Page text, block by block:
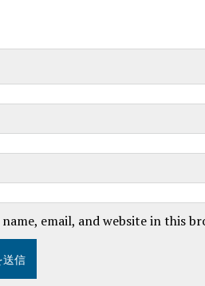
name, email, and website in this